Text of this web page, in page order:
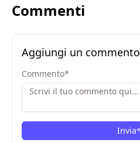
Commenti
Aggiungi un commento
Commento*
Invia